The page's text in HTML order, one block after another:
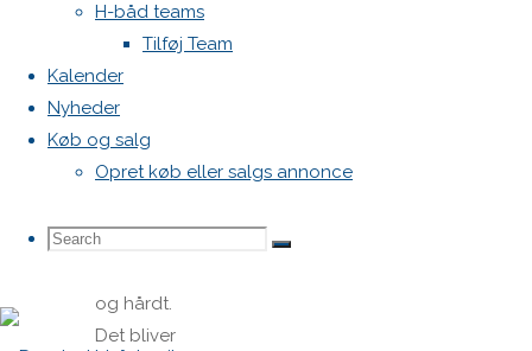
H-båd teams
Tilføj Team
Kalender
Nyheder
Køb og salg
Opret køb eller salgs annonce
Search
Search
Search
Første
ligastævne
DM Det er
og hårdt.
Det bliver